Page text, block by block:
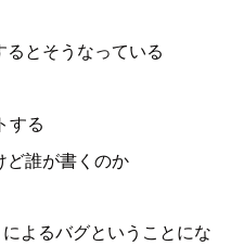
とそうなっている
する
ど誰が書くのか
よるバグということにな